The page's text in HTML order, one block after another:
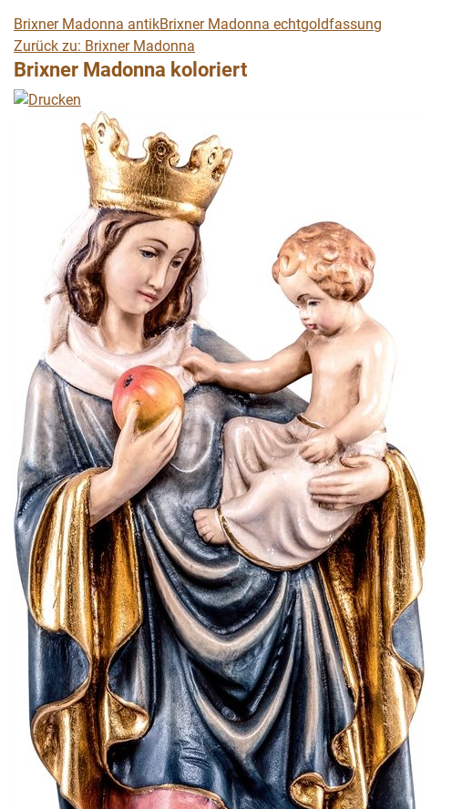
Brixner Madonna antikBrixner Madonna echtgoldfassung
Zurück zu: Brixner Madonna
Brixner Madonna koloriert